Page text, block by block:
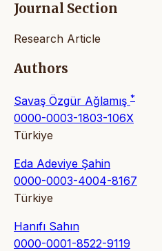
Journal Section
Research Article
Authors
Savaş Özgür Ağlamış *
0000-0003-1803-106X
Türkiye
Eda Adeviye Şahin
0000-0003-4004-8167
Türkiye
Hanıfı Sahın
0000-0001-8522-9119